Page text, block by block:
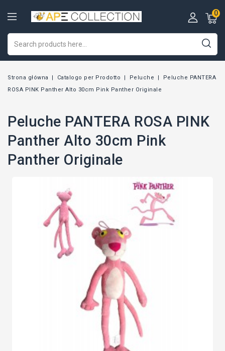
0
Strona główna Catalogo per Prodotto Peluche
Peluche PANTERA
ROSA PINK Panther Alto 30cm Pink Panther Originale
Peluche PANTERA ROSA PINK
Panther Alto 30cm Pink
Panther Originale